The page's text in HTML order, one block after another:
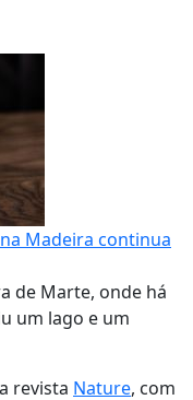
Madeira continua
de Marte, onde há
um lago e um
revista Nature, com